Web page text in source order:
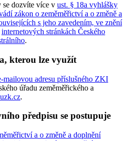
se dozvíte více v ust. § 18a vyhlášky
zákon o zeměměřictví a o změně a
s jeho zavedením, ve znění
internetových stránkách Českého
.
kterou lze využít
mailovou adresu příslušného ZKI
úřadu zeměměřického a
.
předpisu se postupuje
a o změně a doplnění